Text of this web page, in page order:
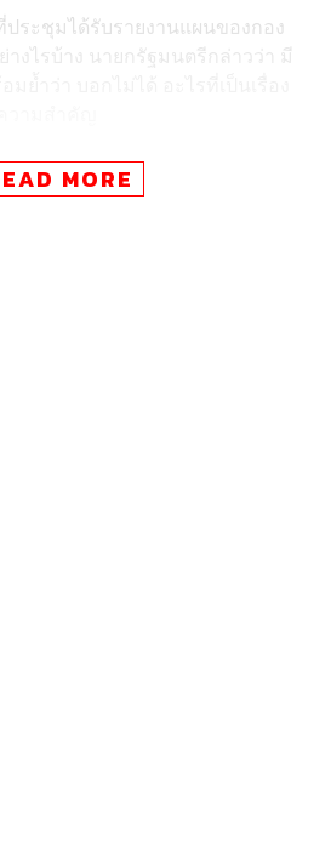
ระชุมได้รับรายงานแผนของกอง
างไรบ้าง นายกรัฐมนตรีกล่าวว่า มี
ปฏิบัติการที่รับฟังวันนี้เป็นที่น่าพอใจ
ว่ามีความพร้อม
MORE